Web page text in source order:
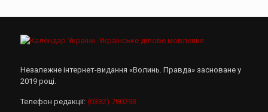
Незалежне інтернет-видання «Волинь. Правда» засноване у
2019 році.
Телефон редакції: (0332) 780293